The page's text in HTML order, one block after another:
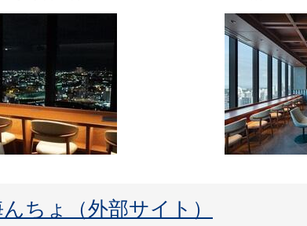
ちょ（外部サイト）